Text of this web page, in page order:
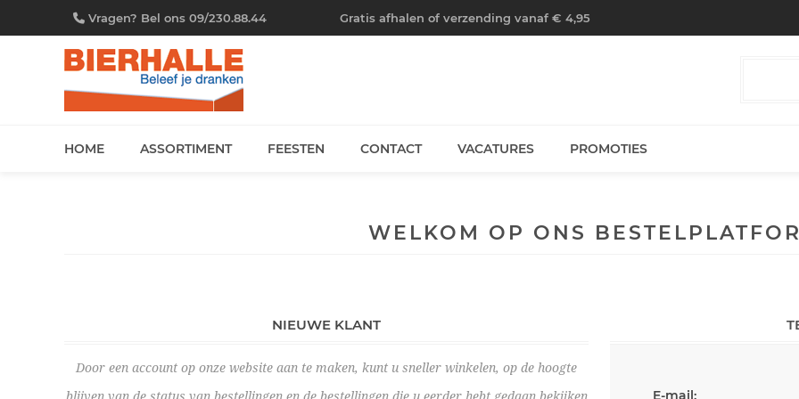
Vragen? Bel ons 09/230.88.44 Gratis afhalen of verzending vanaf € 4,95
HOME ASSORTIMENT FEESTEN CONTACT VACATURES PROMOTIES
WELKOM OP ONS
NIEUWE KLANT
Door een account op onze website aan te maken, kunt u sneller winkelen, op de hoogte
E-mail: